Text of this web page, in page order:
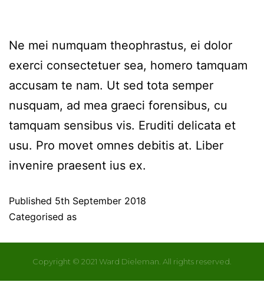
Ne mei numquam theophrastus, ei dolor
exerci consectetuer sea, homero tamquam
accusam te nam. Ut sed tota semper
nusquam, ad mea graeci forensibus, cu
tamquam sensibus vis. Eruditi delicata et
usu. Pro movet omnes debitis at. Liber
invenire praesent ius ex.
Published 5th September 2018
Categorised as
Copyright © 2021 Ward Dieleman. All rights reserved.